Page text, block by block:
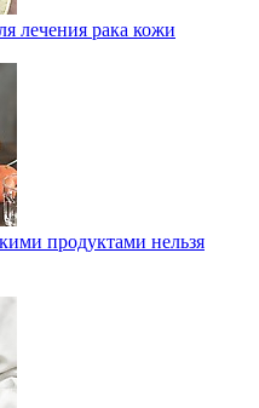
лечения рака кожи
продуктами нельзя